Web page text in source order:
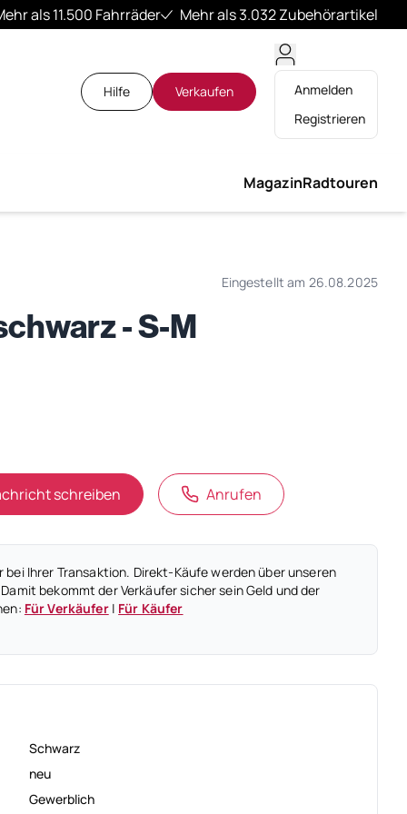
als 11.500 Fahrräder Mehr als 3.032 Zubehörartikel
Hilfe Verkaufen
Anmelden
Registrieren
MagazinRadtouren
Eingestellt am 26.08.2025
- S-M
schreiben Anrufen
Ihrer Transaktion. Direkt-Käufe werden über unseren
bekommt der Verkäufer sicher sein Geld und der
Für Verkäufer| Für Käufer
Schwarz
neu
Gewerblich